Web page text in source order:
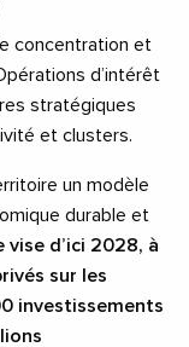
concentration et
d’intérêt
stratégiques
et clusters.
un modèle
durable et
vise d’ici 2028, à
sur les
investissements